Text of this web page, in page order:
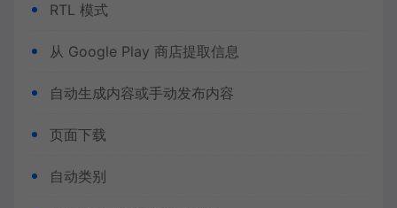
RTL 模式
从 Google Play 商店提取信息
自动生成内容或手动发布内容
页面下载
自动类别